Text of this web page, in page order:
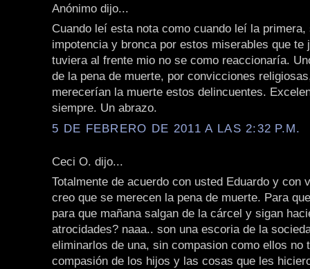
Anónimo dijo...
Cuando leí esta nota como cuando leí la
impotencia y bronca por estos miserables que te
tuviera al frente mio no se como reaccionaría.
de la pena de muerte, por convicciones
merecerían la muerte estos delincuentes.
siempre. Un abrazo.
5 DE FEBRERO DE 2011 A LAS 2:32 P.M.
Ceci O. dijo...
Totalmente de acuerdo con usted Eduardo y con
creo que se merecen la pena de muerte. Para
para que mañana salgan de la cárcel y sigan
atrocidades? naaa.. son una escoria de la
eliminarlos de una, sin compasion como ellos no
compasión de los hijos y las cosas que les